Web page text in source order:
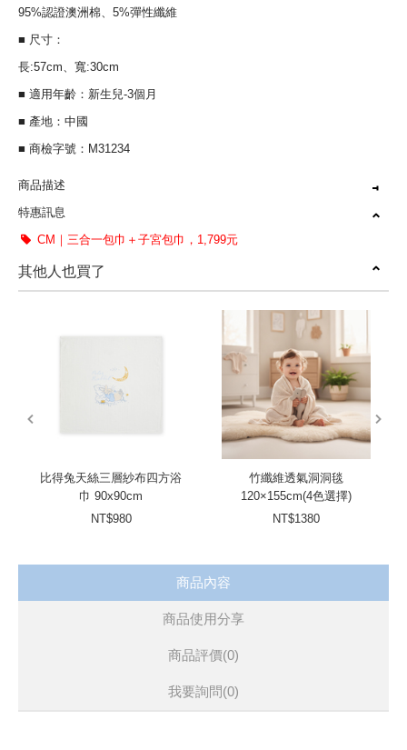
95%認證澳洲棉、5%彈性纖維
■ 尺寸：
長:57cm、寬:30cm
■ 適用年齡：新生兒-3個月
■ 產地：中國
■ 商檢字號：M31234
商品描述
100%澳洲認證棉 呵護寶寶嫩肌
獨家專利設計，讓寶寶睡得安心
模擬子宮環境，提供寶寶安全感
特惠訊息
CM｜三合一包巾＋子宮包巾，1,799元
其他人也買了
比得兔天絲三層紗布四方浴
巾 90x90cm
NT$980
竹纖維透氣洞洞毯
120×155cm(4色選擇)
NT$1380
next
商品內容
商品使用分享
商品評價(0)
我要詢問(0)